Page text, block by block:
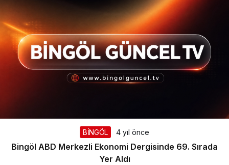
BİNGÖL 4 yıl önce
Bingöl ABD Merkezli Ekonomi Dergisinde 69. Sırada
Yer Aldı